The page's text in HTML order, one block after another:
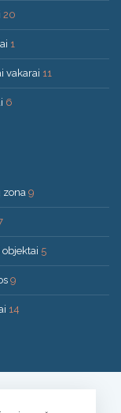
20
1
vakarai 11
6
zona 9
5
9
14